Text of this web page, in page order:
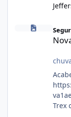
Trex